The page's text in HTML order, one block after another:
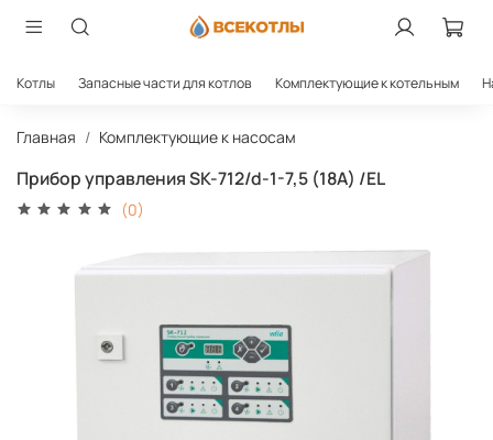
Котлы Запасные части для котлов Комплектующие к котельным
Главная Комплектующие к насосам
Прибор управления SK-712/d-1-7,5 (18A) /EL
(0)